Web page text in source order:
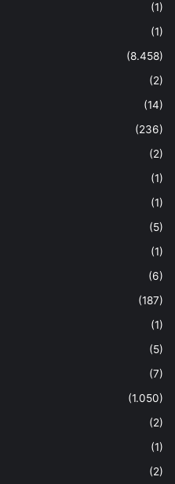
(1)
(1)
(8.458)
(2)
(14)
(236)
(2)
(1)
(1)
(5)
(1)
(6)
(187)
(1)
(5)
(7)
(1.050)
(2)
(1)
(2)